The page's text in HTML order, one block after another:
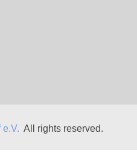
e.V. All rights reserved.